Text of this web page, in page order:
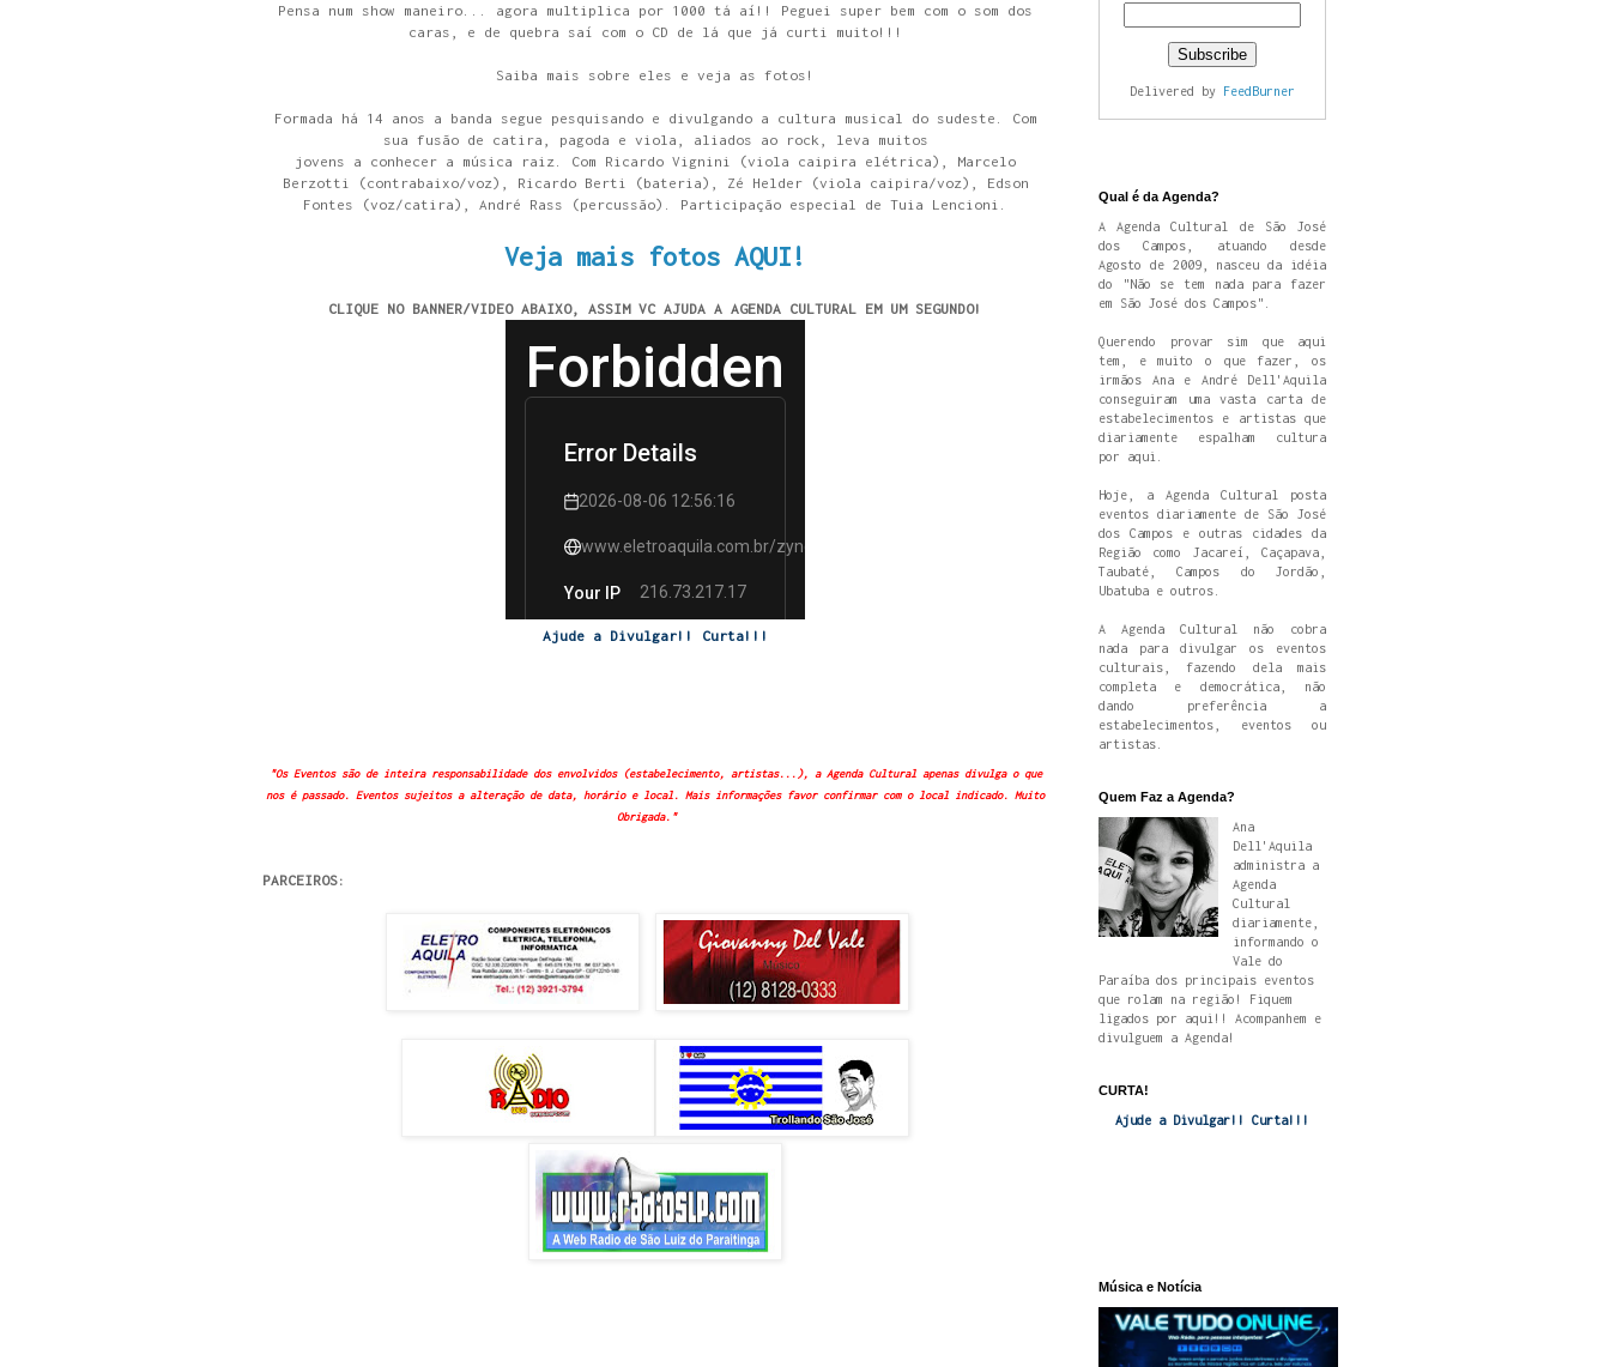
Pensa num show maneiro... agora multiplica por 1000 tá aí!! Peguei super bem com o som dos
caras, e de quebra saí com o CD de lá que já curti muito!!!
Saiba mais sobre eles e veja as fotos!
Formada há 14 anos a banda segue pesquisando e divulgando a cultura musical do sudeste. Com
sua fusão de catira, pagoda e viola, aliados ao rock, leva muitos
jovens a conhecer a música raiz. Com Ricardo Vignini (viola caipira elétrica), Marcelo
Berzotti (contrabaixo/voz), Ricardo Berti (bateria), Zé Helder (viola caipira/voz), Edson
Fontes (voz/catira), André Rass (percussão). Participação especial de Tuia Lencioni.
Veja mais fotos AQUI!
CLIQUE NO BANNER/VIDEO ABAIXO, ASSIM VC AJUDA A AGENDA CULTURAL EM UM SEGUNDO!
Ajude a Divulgar!! Curta!!!
"Os Eventos são de inteira responsabilidade dos envolvidos (estabelecimento, artistas...), a Agenda Cultural apenas divulga o que
nos é passado. Eventos sujeitos a alteração de data, horário e local. Mais informações favor confirmar com o local indicado. Muito
Obrigada."
PARCEIROS:
Delivered by FeedBurner
Qual é da Agenda?
A Agenda Cultural de São José
dos Campos, atuando desde
Agosto de 2009, nasceu da idéia
do "Não se tem nada para fazer
em São José dos Campos".
Querendo provar sim que aqui
tem, e muito o que fazer, os
irmãos Ana e André Dell'Aquila
conseguiram uma vasta carta de
estabelecimentos e artistas que
diariamente espalham cultura
por aqui.
Hoje, a Agenda Cultural posta
eventos diariamente de São José
dos Campos e outras cidades da
Região como Jacareí, Caçapava,
Taubaté, Campos do Jordão,
Ubatuba e outros.
A Agenda Cultural não cobra
nada para divulgar os eventos
culturais, fazendo dela mais
completa e democrática, não
dando preferência a
estabelecimentos, eventos ou
artistas.
Quem Faz a Agenda?
Ana
Dell'Aquila
administra a
Agenda
Cultural
diariamente,
informando o
Vale do
Paraíba dos principais eventos
que rolam na região! Fiquem
ligados por aqui!! Acompanhem e
divulguem a Agenda!
CURTA!
Ajude a Divulgar!! Curta!!!
Música e Notícia